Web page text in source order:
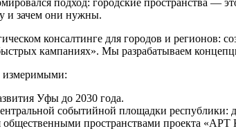
подход: городские пространства
и зачем они нужны.
консалтинге для городов и
кампаниях». Мы разрабатываем
измеримыми:
Уфы до 2030 года.
событийной площадки республики:
общественными пространствами проекта